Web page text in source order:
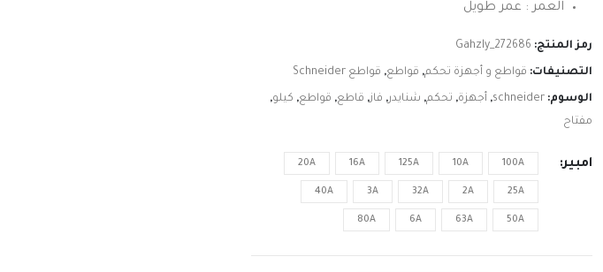
العمر : عمر طويل
رمز المنتج: Gahzly_272686
التصنيفات: قواطع و أجهزة تحكم, قواطع, قواطع Schneider
الوسوم: schneider
, أجهزة, تحكم, شنايدر, فاز, قاطع, قواطع, كيلو,
مفتاح
امبير 100A
10A
125A
16A
20A
25A
2A
32A
3A
40A
50A
63A
6A
80A